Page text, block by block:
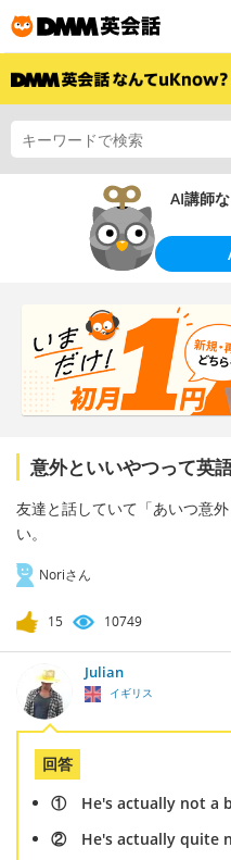
AI講師
意外といいやつって英
友達と話していて「あいつ意
い。
Noriさん
15 10749
Julian
イギリス
回答
① He's actually not a
② He's actually quite